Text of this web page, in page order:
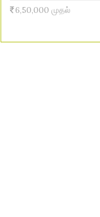
6,50,000 முதல்